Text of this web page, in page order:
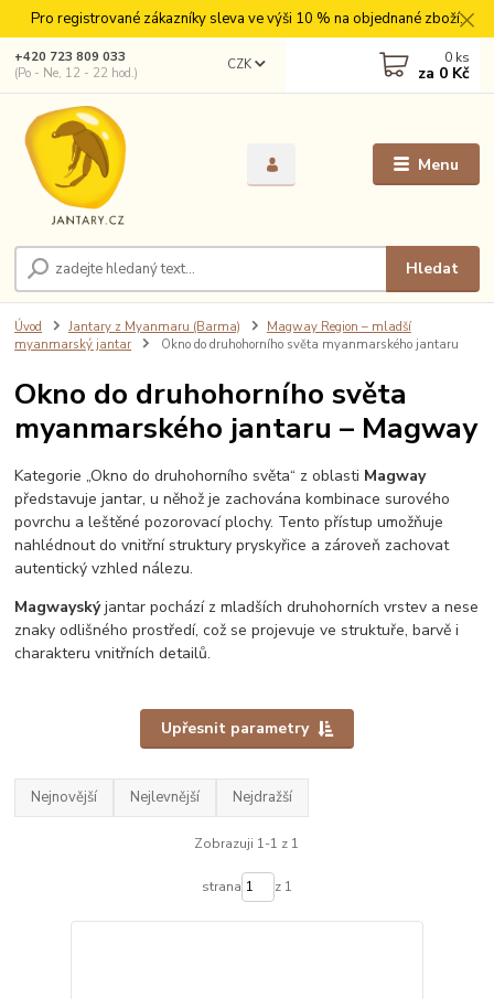
Pro registrované zákazníky sleva ve výši 10 % na objednané zboží.
Menu
CZK
Hledat
+420 723 809 033
(Po - Ne, 12 - 22 hod.)
0 ks
za 0 Kč
Úvod Jantary z Myanmaru (Barma)
Magway Region – mladší
myanmarský jantar
Okno do druhohorního světa myanmarského jantaru
Okno do druhohorního světa
myanmarského jantaru – Magway
Kategorie „Okno do druhohorního světa“ z oblasti Magway
představuje jantar, u něhož je zachována kombinace surového
povrchu a leštěné pozorovací plochy. Tento přístup umožňuje
nahlédnout do vnitřní struktury pryskyřice a zároveň zachovat
autentický vzhled nálezu.
Magwayskýjantar pochází z mladších druhohorních vrstev a nese
znaky odlišného prostředí, což se projevuje ve struktuře, barvě i
charakteru vnitřních detailů.
Upřesnit parametry
Nejnovější Nejlevnější Nejdražší
Zobrazuji 1-1 z 1
strana z 1